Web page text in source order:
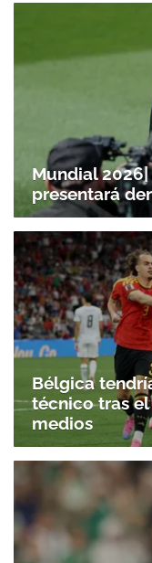
Mundial
presentará
Bélgica
técnico tras
medios